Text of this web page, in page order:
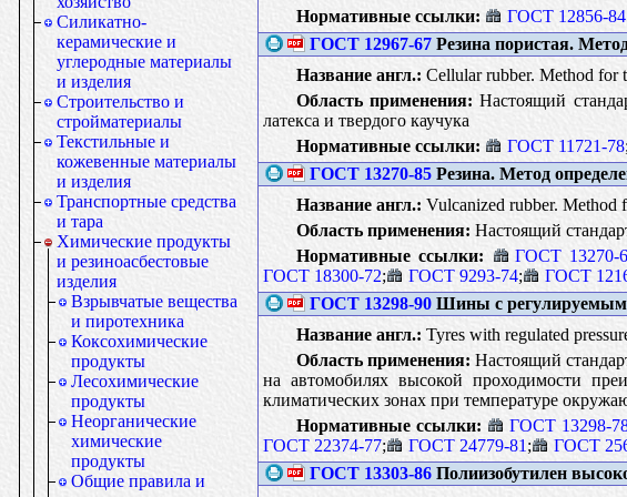
Силикатно-
керамические и
углеродные материалы
и изделия
Строительство и
стройматериалы
Текстильные и
кожевенные материалы
и изделия
Транспортные средства
и тара
Химические продукты
и резиноасбестовые
изделия
Взрывчатые вещества
и пиротехника
Коксохимические
продукты
Лесохимические
продукты
Неорганические
химические
продукты
Общие правила и
Нормативные ссылки:
ГОСТ 12856-84
ГОСТ 12967-67Резина пористая.
Название англ.: Cellular rubber. Method for
Область применения: Настоящий
латекса и твердого каучука
Нормативные ссылки:
ГОСТ 11721-78;
ГОСТ 13270-85Резина. Метод
Название англ.: Vulcanized rubber. Method
Область применения: Настоящий
Нормативные ссылки:
ГОСТ 13270-
ГОСТ 18300-72; ГОСТ 9293-74; ГОСТ
ГОСТ 13298-90Шины с регулируемым
Название англ.: Tyres with regulated
Область применения: Настоящий
на автомобилях высокой проходимости
климатических зонах при температуре
Нормативные ссылки:
ГОСТ 13298-
ГОСТ 22374-77; ГОСТ 24779-81 ; ГОСТ
ГОСТ 13303-86Полиизобутилен